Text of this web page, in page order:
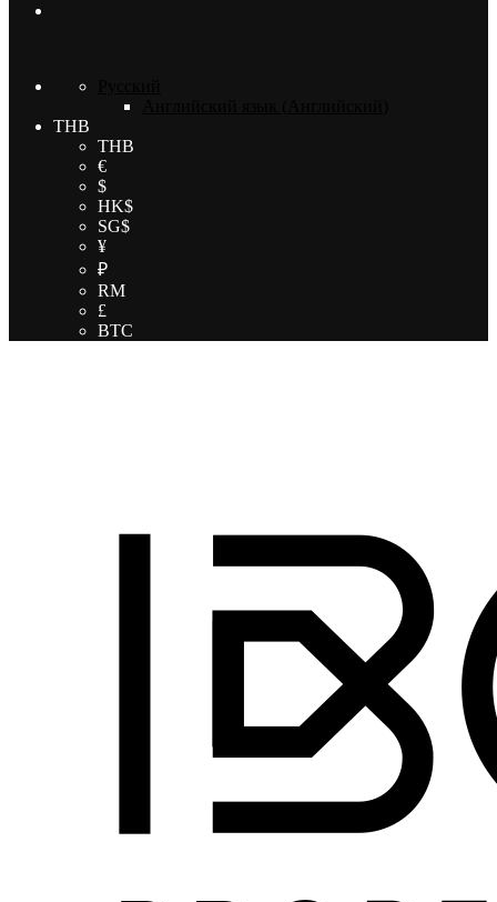
THB
THB
€
$
HK$
SG$
¥
₽
RM
£
BTC